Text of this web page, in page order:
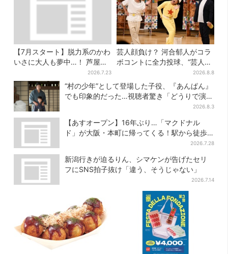
【7月スタート】脱力系のかわ
いさに大人も夢中…！ 芦屋の
美術館で「チェコ絵本」展、
老舗文具メーカーのグッズに
も注目
2026.7.23
芸人顔負け？ 河合郁人がコラ
ボコントに全力投球、“芸人も
恥ずかしくてやらない”ギャグ
にも挑戦
2026.8.8
“村の少年”として登場した子役、『あんぱん』
でも印象的だった…視聴者驚き「どうりで演技
2026.8.3
【あすオープン】16年ぶり…「マクドナル
ド」が大阪・本町に帰ってくる！駅から徒歩1
2026.7.28
新潟行きが迫るりん、シマケンが告げたセリ
フにSNS拍子抜け「違う、そうじゃない」
2026.7.14